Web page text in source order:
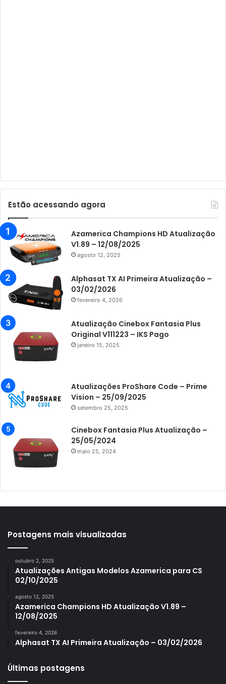
Audisat K10 Urus
Audisat K30 Aventador
Azamerica
Azamerica Beats
Azamerica Champions
Azamerica Champions IPTV
Azamerica Extremo IPTV
Azamerica F92 Plus
Azamerica Gold
Azamerica i7 IPTV
Azamerica King
Azamerica King GX PRO
Azamerica King IPTV
Azamerica Mobi
Azamerica S1005
Azamerica S1006 Plus
Azamerica S1007 New
Azamerica S1009
Azamerica S2005
Estão acessando agora
Azamerica Champions HD Atualização
V1.89 – 12/08/2025
agosto 12, 2025
Alphasat TX AI Primeira Atualização –
03/02/2026
fevereiro 4, 2026
Atualização Cinebox Fantasia Plus
Original V111223 – IKS Pago
janeiro 15, 2025
Atualizações ProShare Code – Prime
Vision – 25/09/2025
setembro 25, 2025
Cinebox Fantasia Plus Atualização –
25/05/2024
maio 25, 2024
Postagens mais visualizadas
outubro 2, 2025
Atualizações Antigas Modelos Azamerica para CS
02/10/2025
agosto 12, 2025
Azamerica Champions HD Atualização V1.89 –
12/08/2025
fevereiro 4, 2026
Alphasat TX AI Primeira Atualização – 03/02/2026
Últimas postagens